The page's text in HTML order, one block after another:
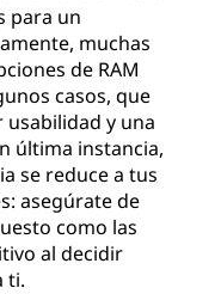
para un
muchas
de RAM
casos, que
y una
última instancia,
se reduce a tus
asegúrate de
como las
al decidir
ti.